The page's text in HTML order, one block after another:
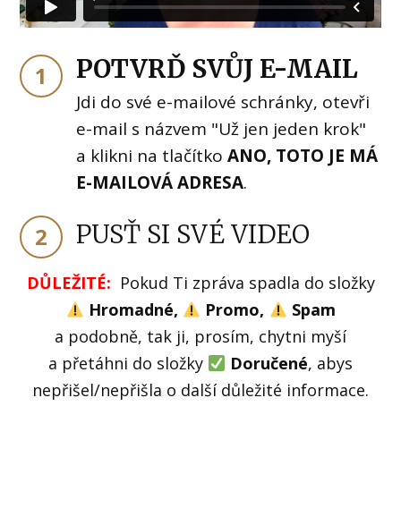
1 POTVRĎ SVŮJ E-MAIL
Jdi do své e-mailové schránky, otevři
e-mail s názvem "Už jen jeden krok"
a klikni na tlačítkoANO, TOTO JE MÁ
E-MAILOVÁ ADRESA.
2 PUSŤ SI SVÉ VIDEO
DŮLEŽITÉ: Pokud Ti zpráva spadla do složky
Hromadné,
Promo,
Spam
a podobně, tak ji, prosím, chytni myší
a přetáhni do složky
Doručené, abys
nepřišel/nepřišla o další důležité informace.